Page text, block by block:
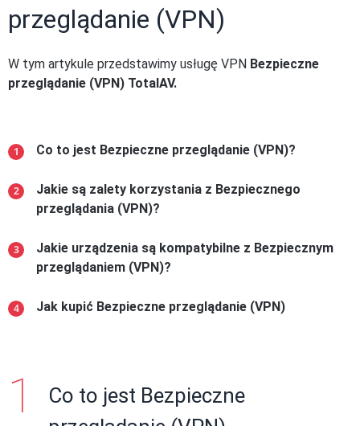
przeglądanie (VPN)
W tym artykule przedstawimy usługę VPN Bezpieczne
przeglądanie (VPN) TotalAV.
Co to jest Bezpieczne przeglądanie (VPN)?
Jakie są zalety korzystania z Bezpiecznego
przeglądania (VPN)?
Jakie urządzenia są kompatybilne z Bezpiecznym
przeglądaniem (VPN)?
Jak kupić Bezpieczne przeglądanie (VPN)
Co to jest Bezpieczne